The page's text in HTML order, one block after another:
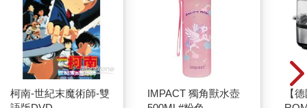
柯南-世紀末魔術師-雙
IMPACT 獨角獸水壺
【